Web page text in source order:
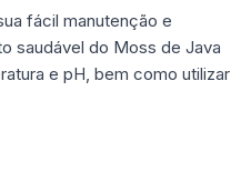
fácil manutenção e
saudável do Moss de Java
e pH, bem como utilizar